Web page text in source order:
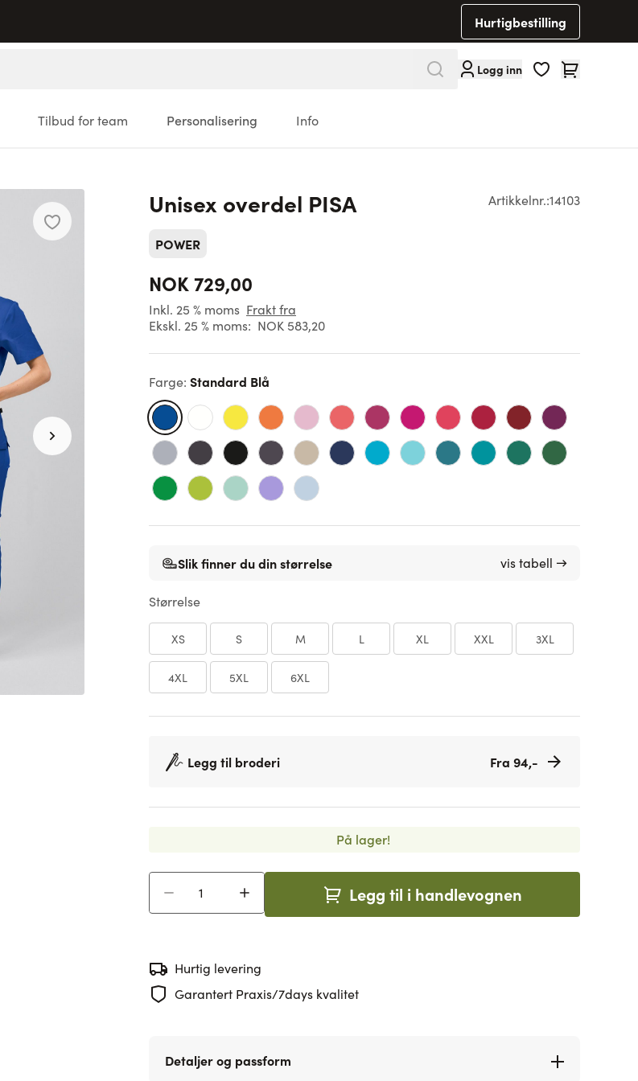
Hurtigbestilling
Logg inn Cart
Tilbud for team Personalisering Info
Artikkelnr.:14103
Unisex overdel PISA
POWER
NOK 729,00
Inkl. 25 % moms Frakt fra
Ekskl. 25 % moms: NOK 583,20
Farge: Standard Blå
Slik finner du din størrelse vis tabell →
Størrelse
XS S M L XL XXL 3XL
4XL 5XL 6XL
Legg til broderi Fra 94,-
På lager!
Legg til i handlevognen
Hurtig levering
Garantert Praxis/7days kvalitet
Detaljer og passform